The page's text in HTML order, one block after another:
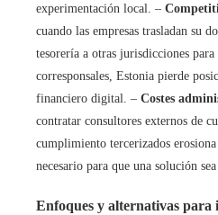
experimentación local. –
cuando las empresas trasladan su
tesorería a otras jurisdicciones para
corresponsales, Estonia pierde
financiero digital. – Costes
contratar consultores externos de
cumplimiento tercerizados
necesario para que una solución
Enfoques y alternativas